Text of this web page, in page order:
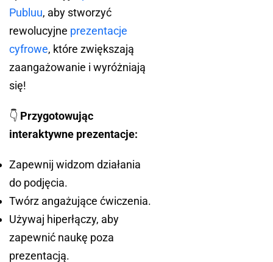
Publuu, aby stworzyć
rewolucyjne prezentacje
cyfrowe, które zwiększają
zaangażowanie i wyróżniają
się!
👇 Przygotowując
interaktywne prezentacje:
Zapewnij widzom działania
do podjęcia.
Twórz angażujące ćwiczenia.
Używaj hiperłączy, aby
zapewnić naukę poza
prezentacją.